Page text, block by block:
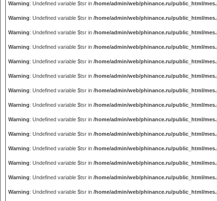
Warning: Undefined variable $tsr in /home/admin/web/phinance.ru/public_html/
Warning: Undefined variable $tsr in /home/admin/web/phinance.ru/public_html/
Warning: Undefined variable $tsr in /home/admin/web/phinance.ru/public_html/
Warning: Undefined variable $tsr in /home/admin/web/phinance.ru/public_html/
Warning: Undefined variable $tsr in /home/admin/web/phinance.ru/public_html/
Warning: Undefined variable $tsr in /home/admin/web/phinance.ru/public_html/
Warning: Undefined variable $tsr in /home/admin/web/phinance.ru/public_html/
Warning: Undefined variable $tsr in /home/admin/web/phinance.ru/public_html/
Warning: Undefined variable $tsr in /home/admin/web/phinance.ru/public_html/
Warning: Undefined variable $tsr in /home/admin/web/phinance.ru/public_html/
Warning: Undefined variable $tsr in /home/admin/web/phinance.ru/public_html/
Warning: Undefined variable $tsr in /home/admin/web/phinance.ru/public_html/
Warning: Undefined variable $tsr in /home/admin/web/phinance.ru/public_html/
Warning: Undefined variable $tsr in /home/admin/web/phinance.ru/public_html/